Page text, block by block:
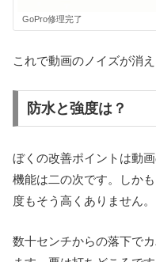
GoPro修理完了
これで動画のノイズが消
防水と強度は？
ぼくの改善ポイントは動
機能は二の次です。しか
度もそう高くありません。
数十センチからの落下で